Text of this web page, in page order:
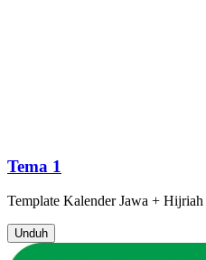
Tema 1
Template Kalender Jawa + Hijriah
Unduh